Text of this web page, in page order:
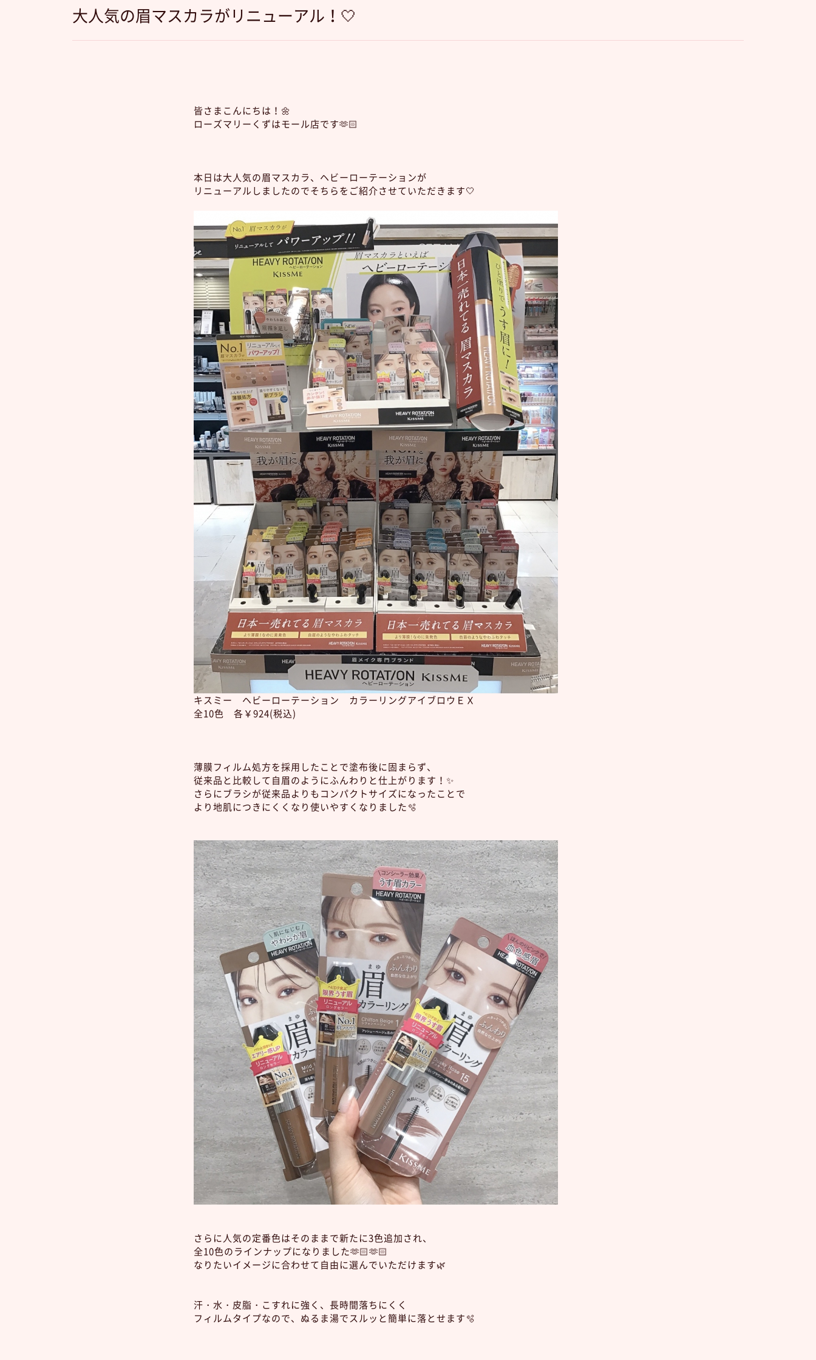
大人気の眉マスカラがリニューアル！🤍
皆さまこんにちは！🌼
ローズマリーくずはモール店です🫶🏻
本日は大人気の眉マスカラ、ヘビーローテーションが
リニューアルしましたのでそちらをご紹介させていただきます🤍
キスミー ヘビーローテーション カラーリングアイブロウＥＸ
全10色 各￥924(税込)
薄膜フィルム処方を採用したことで塗布後に固まらず、
従来品と比較して自眉のようにふんわりと仕上がります！✨
さらにブラシが従来品よりもコンパクトサイズになったことで
より地肌につきにくくなり使いやすくなりました🫧
さらに人気の定番色はそのままで新たに3色追加され、
全10色のラインナップになりました🫶🏻🫶🏻
なりたいイメージに合わせて自由に選んでいただけます🌿
汗・水・皮脂・こすれに強く、長時間落ちにくく
フィルムタイプなので、ぬるま湯でスルッと簡単に落とせます🫧